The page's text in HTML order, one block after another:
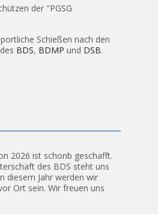
der "PGSG
Schießen nach den
BDS, BDMP und DSB.
2026 ist schonb geschafft.
des BDS steht uns
diesem Jahr werden wir
Ort sein. Wir freuen uns